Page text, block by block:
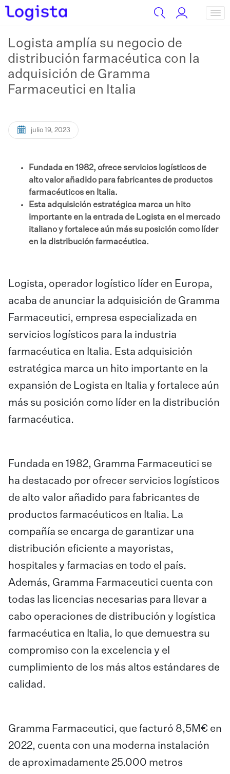
Logista amplía su negocio de
distribución farmacéutica con la
adquisición de Gramma
Farmaceutici en Italia
julio 19, 2023
Fundada en 1982, ofrece servicios logísticos de
alto valor añadido para fabricantes de productos
farmacéuticos en Italia.
Esta adquisición estratégica marca un hito
importante en la entrada de Logista en el mercado
italiano y fortalece aún más su posición como líder
en la distribución farmacéutica.
Logista, operador logístico líder en Europa,
acaba de anunciar la adquisición de Gramma
Farmaceutici, empresa especializada en
servicios logísticos para la industria
farmacéutica en Italia. Esta adquisición
estratégica marca un hito importante en la
expansión de Logista en Italia y fortalece aún
más su posición como líder en la distribución
farmacéutica.
Fundada en 1982, Gramma Farmaceutici se
ha destacado por ofrecer servicios logísticos
de alto valor añadido para fabricantes de
productos farmacéuticos en Italia. La
compañía se encarga de garantizar una
distribución eficiente a mayoristas,
hospitales y farmacias en todo el país.
Además, Gramma Farmaceutici cuenta con
todas las licencias necesarias para llevar a
cabo operaciones de distribución y logística
farmacéutica en Italia, lo que demuestra su
compromiso con la excelencia y el
cumplimiento de los más altos estándares de
calidad.
Gramma Farmaceutici, que facturó 8,5M€ en
2022, cuenta con una moderna instalación
de aproximadamente 25.000 metros